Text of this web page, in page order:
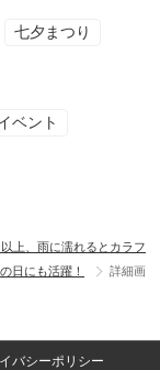
七夕まつり
ベント
上、雨に濡れるとカラフ
日にも活躍！
詳細画
バシーポリシー